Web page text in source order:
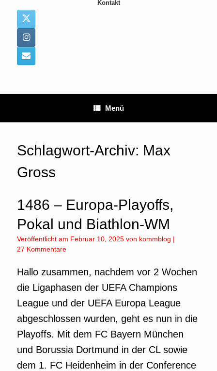
Kontakt
Menü
Schlagwort-Archiv: Max
Gross
1486 – Europa-Playoffs,
Pokal und Biathlon-WM
Veröffentlicht am Februar 10, 2025 von kommblog |
27 Kommentare
Hallo zusammen, nachdem vor 2 Wochen
die Ligaphasen der UEFA Champions
League und der UEFA Europa League
abgeschlossen wurden, geht es nun in die
Playoffs. Mit dem FC Bayern München
und Borussia Dortmund in der CL sowie
dem 1. FC Heidenheim in der Conference